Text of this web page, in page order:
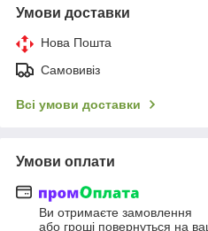
Умови доставки
Нова Пошта
Самовивіз
Всі умови доставки
Умови оплати
Ви отримаєте замовлення
або гроші повернуться на